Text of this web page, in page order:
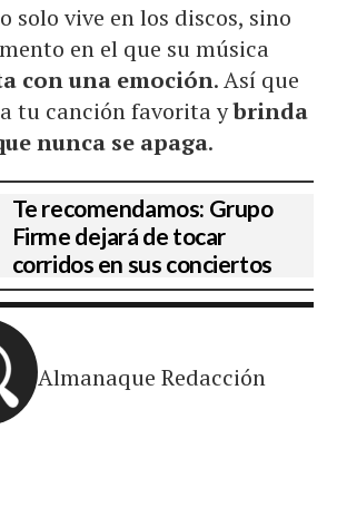
solo vive en los discos, sino
en el que su música
con una emoción. Así que
tu canción favorita ybrinda
nunca se apaga.
Te recomendamos: Grupo
Firme dejará de tocar
corridos en sus conciertos
Almanaque Redacción